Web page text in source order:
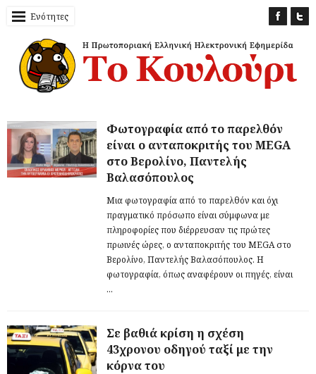
Ενότητες
Φωτογραφία από το παρελθόν
είναι ο ανταποκριτής του MEGA
στο Βερολίνο, Παντελής
Βαλασόπουλος
Μια φωτογραφία από το παρελθόν και όχι
πραγματικό πρόσωπο είναι σύμφωνα με
πληροφορίες που διέρρευσαν τις πρώτες
πρωινές ώρες, ο ανταποκριτής του MEGA στο
Βερολίνο, Παντελής Βαλασόπουλος. Η
φωτογραφία, όπως αναφέρουν οι πηγές, είναι
...
Σε βαθιά κρίση η σχέση
43χρονου οδηγού ταξί με την
κόρνα του